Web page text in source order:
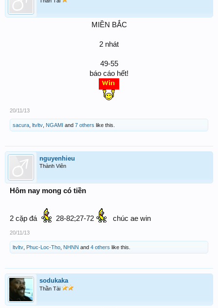
MIỀN BẮC
2 nhát
49-55
báo cáo hết!
20/11/13
sacura ltvltv NGAMI and 7 others like this.
nguyenhieu
Thành Viên
Hôm nay mong có tiền
2 cặp đá 28-82;27-72 chúc ae win
20/11/13
ltvltv Phuc-Loc-Tho NHNN and 4 others like this.
sodukaka
Thần Tài